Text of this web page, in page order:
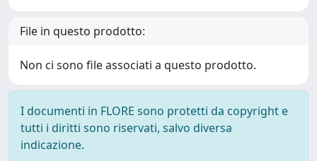
File in questo prodotto:
Non ci sono file associati a questo prodotto.
I documenti in FLORE sono protetti da copyright e
tutti i diritti sono riservati, salvo diversa
indicazione.